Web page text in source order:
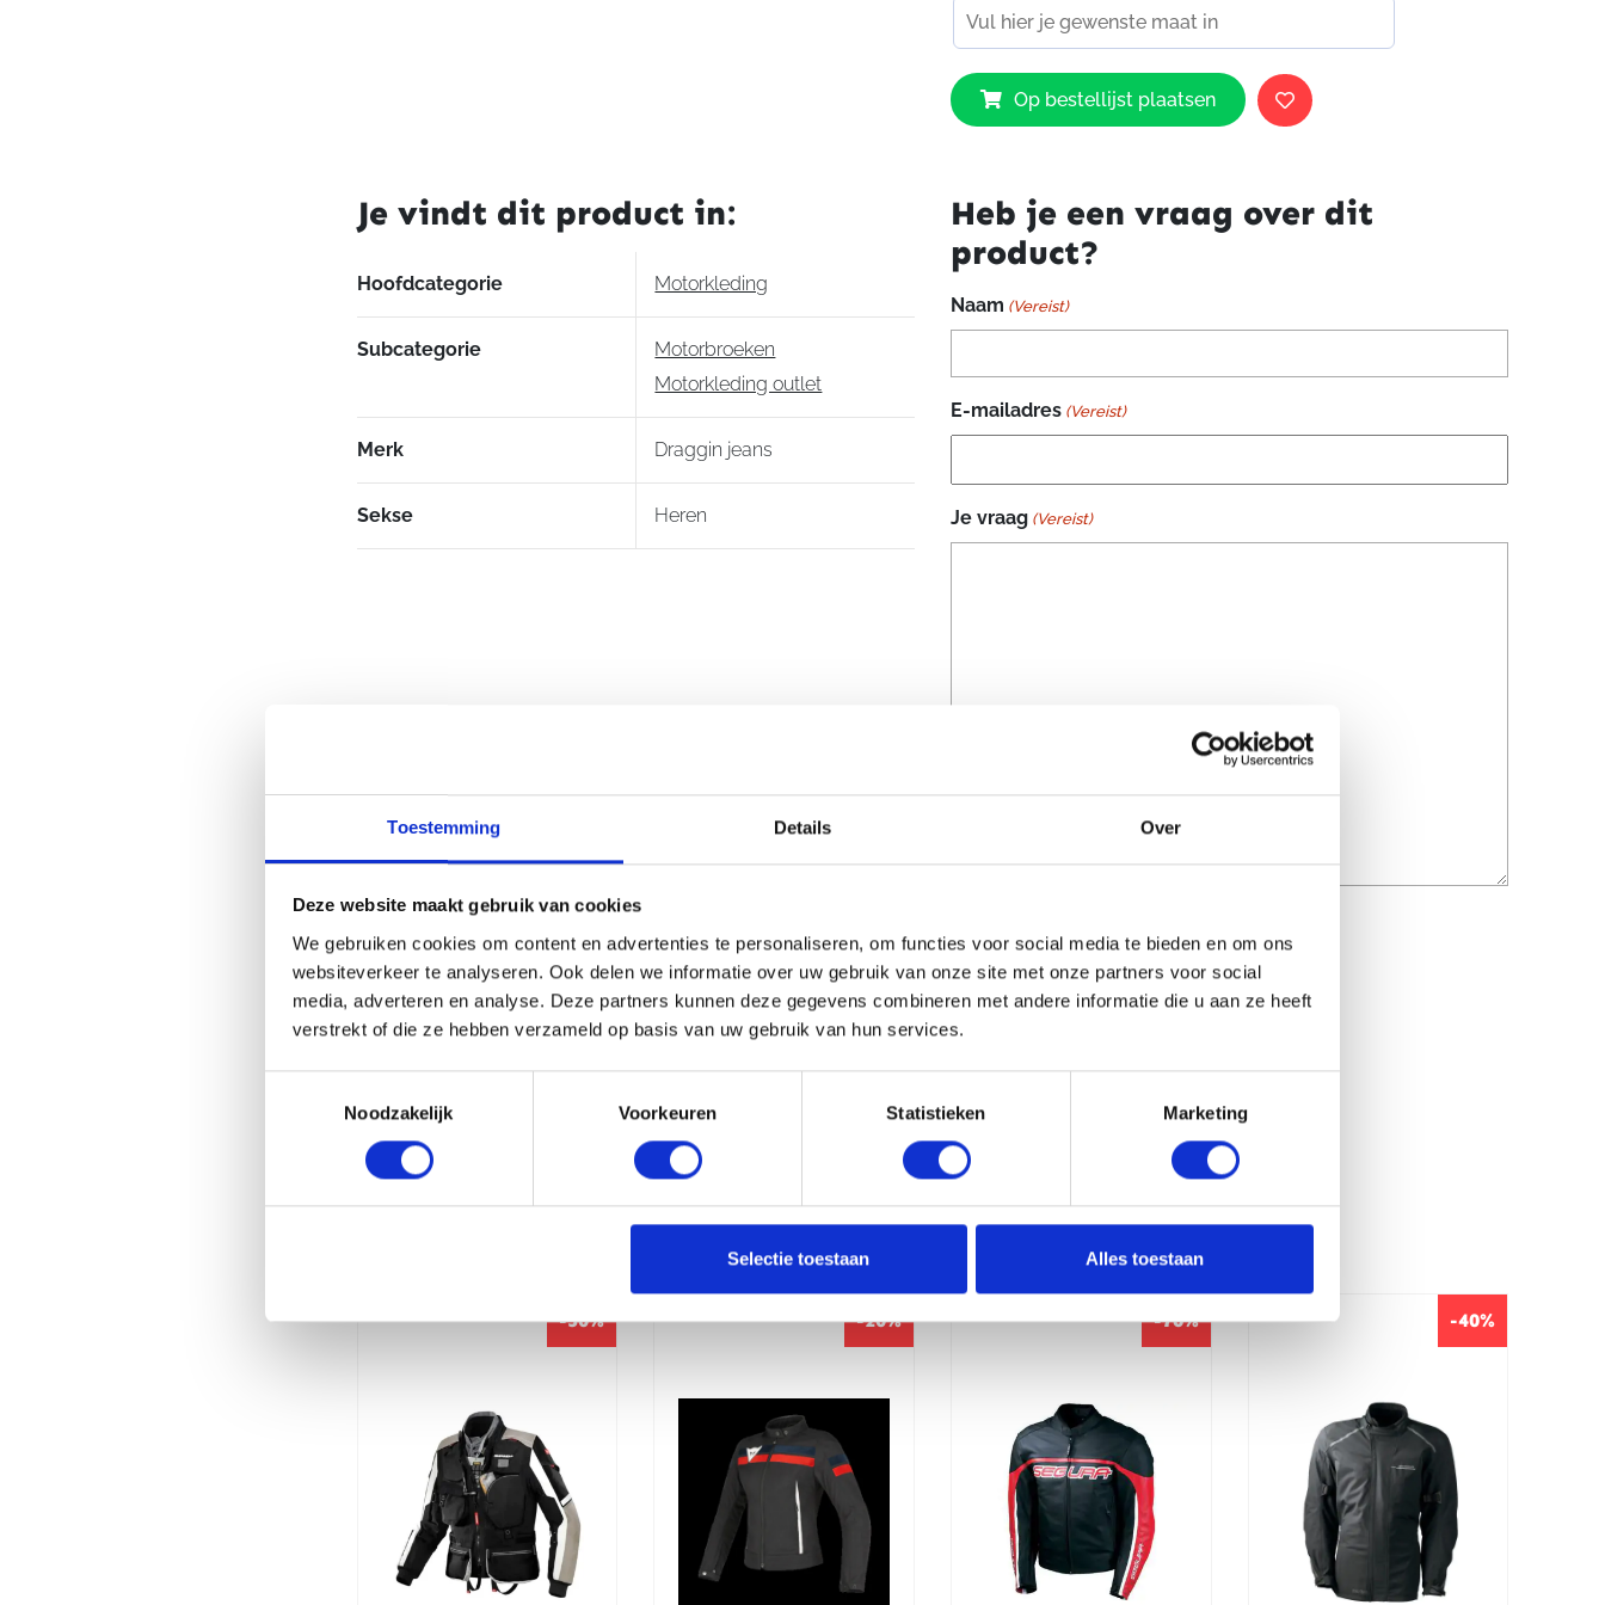
Toestemming Details Over
Deze website maakt gebruik van cookies
We gebruiken cookies om content en advertenties te personaliseren, om functies voor social media te bieden en om ons
websiteverkeer te analyseren. Ook delen we informatie over uw gebruik van onze site met onze partners voor social
media, adverteren en analyse. Deze partners kunnen deze gegevens combineren met andere informatie die u aan ze heeft
verstrekt of die ze hebben verzameld op basis van uw gebruik van hun services.
Noodzakelijk
Voorkeuren Statistieken Marketing
Selectie toestaan Alles toestaan
Draggin
jeans
Traffik
aantal
Op bestellijst plaatsen
Je vindt dit product in:
Hoofdcategorie Motorkleding
Subcategorie
Motorbroeken
Motorkleding outlet
Merk Draggin jeans
Sekse Heren
Heb je een vraag over dit
product?
Naam (Vereist)
E-mailadres (Vereist)
Je vraag (Vereist)
Gerelateerde producten
-50% -20% -76% -40%